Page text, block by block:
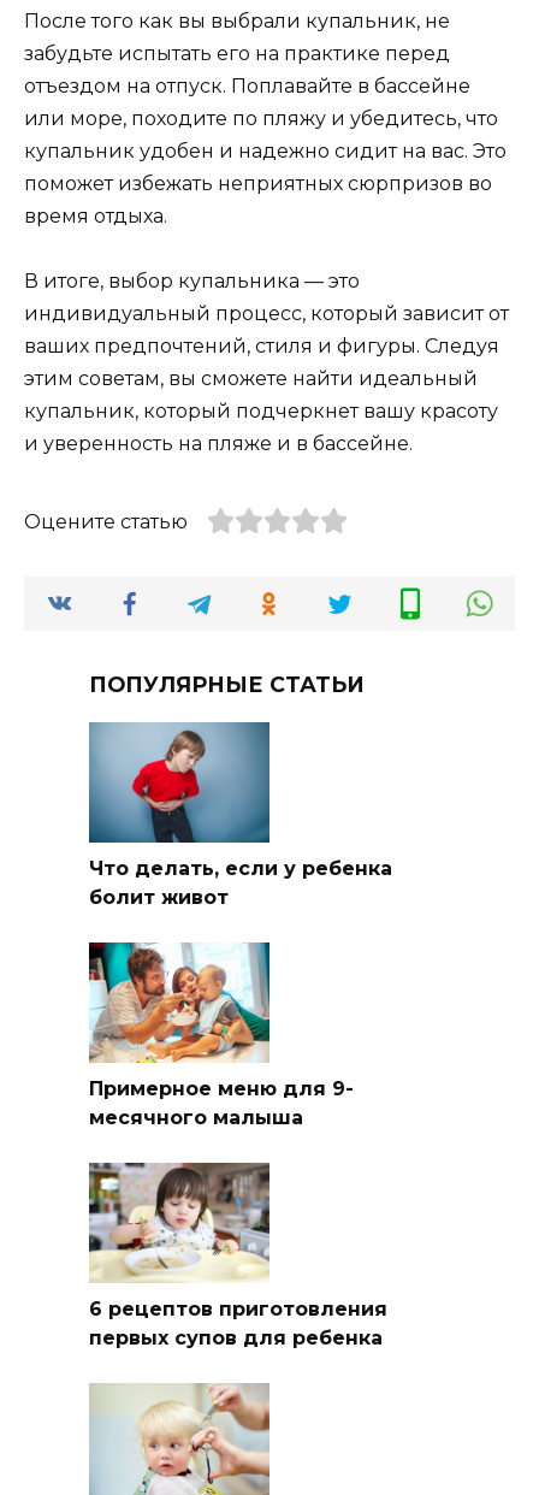
После того как вы выбрали купальник, не
забудьте испытать его на практике перед
отъездом на отпуск. Поплавайте в бассейне
или море, походите по пляжу и убедитесь, что
купальник удобен и надежно сидит на вас. Это
поможет избежать неприятных сюрпризов во
время отдыха.
В итоге, выбор купальника — это
индивидуальный процесс, который зависит от
ваших предпочтений, стиля и фигуры. Следуя
этим советам, вы сможете найти идеальный
купальник, который подчеркнет вашу красоту
и уверенность на пляже и в бассейне.
Оцените статью
ПОПУЛЯРНЫЕ СТАТЬИ
Что делать, если у ребенка
болит живот
Примерное меню для 9-
месячного малыша
6 рецептов приготовления
первых супов для ребенка